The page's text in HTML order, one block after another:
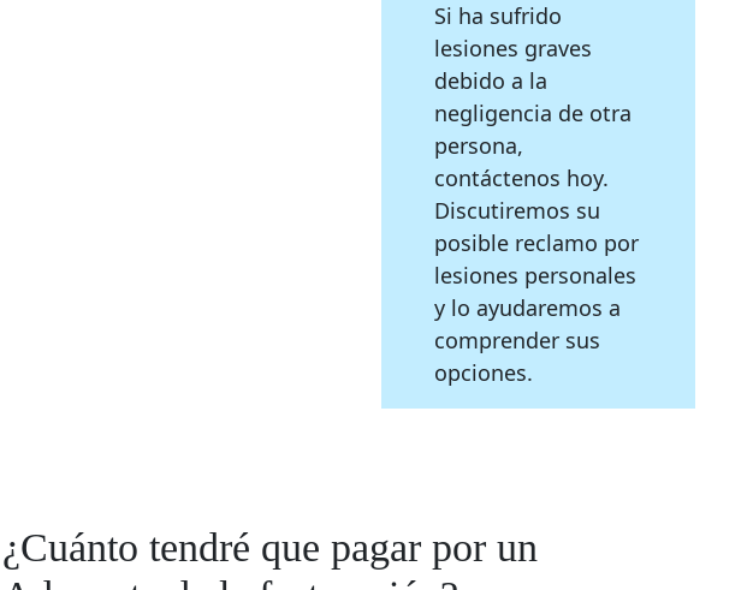
Si ha sufrido
lesiones graves
debido a la
negligencia de otra
persona,
contáctenos hoy.
Discutiremos su
posible reclamo por
lesiones personales
y lo ayudaremos a
comprender sus
opciones.
¿Cuánto tendré que pagar por un